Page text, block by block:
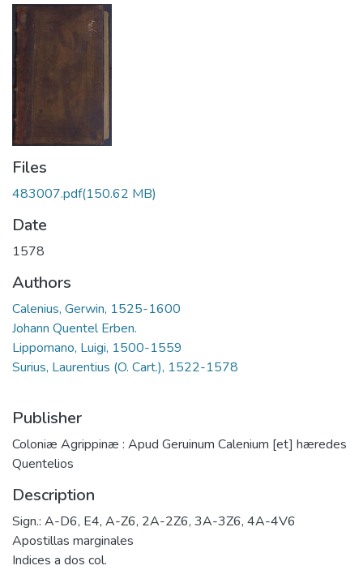
Files
483007.pdf(150.62 MB)
Date
1578
Authors
Calenius, Gerwin, 1525-1600
Johann Quentel Erben.
Lippomano, Luigi, 1500-1559
Surius, Laurentius (O. Cart.), 1522-1578
Publisher
Coloniæ Agrippinæ : Apud Geruinum Calenium [et] hæredes
Quentelios
Description
Sign.: A-D6, E4, A-Z6, 2A-2Z6, 3A-3Z6, 4A-4V6
Apostillas marginales
Indices a dos col.